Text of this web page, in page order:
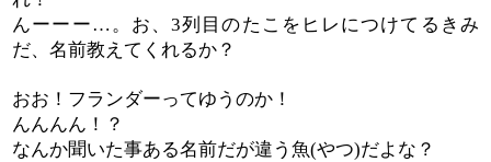
んーーー … 。お、3列目のたこをヒレにつけてるきみ
だ、名前教えてくれるか？
おお！フランダーってゆうのか！
んんんん！？
なんか聞いた事ある名前だが違う魚(やつ)だよな？